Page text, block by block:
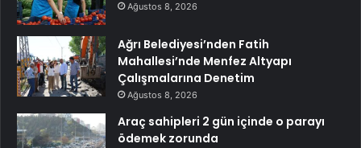
Ağustos 8, 2026
Ağrı Belediyesi’nden Fatih
Mahallesi’nde Menfez Altyapı
Çalışmalarına Denetim
Ağustos 8, 2026
Araç sahipleri 2 gün içinde o parayı
ödemek zorunda